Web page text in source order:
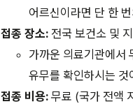
어르신이라면 단 한
접종 장소: 전국 보건소 및
가까운 의료기관에서
유무를 확인하시는 것
접종 비용: 무료 (국가 전액